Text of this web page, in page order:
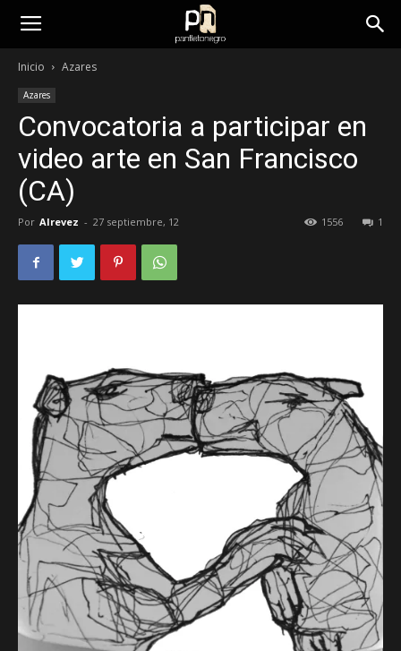
panfletonegro
Inicio Azares
Azares
Convocatoria a participar en
video arte en San Francisco
(CA)
Por Alrevez - 27 septiembre, 12 1
1556